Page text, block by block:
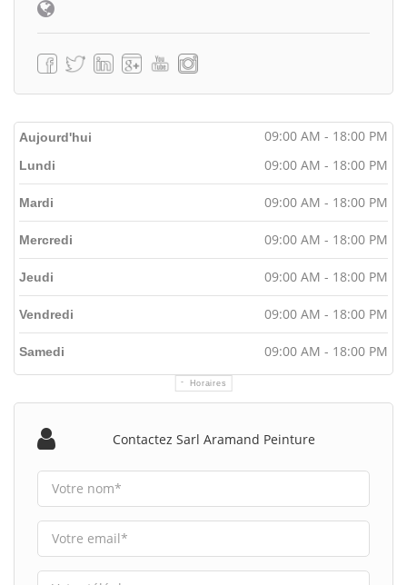
Aujourd'hui 09:00 AM - 18:00 PM
Horaires
Lundi 09:00 AM - 18:00 PM
Mardi 09:00 AM - 18:00 PM
Mercredi 09:00 AM - 18:00 PM
Jeudi 09:00 AM - 18:00 PM
Vendredi 09:00 AM - 18:00 PM
Samedi 09:00 AM - 18:00 PM
Contactez Sarl Aramand Peinture